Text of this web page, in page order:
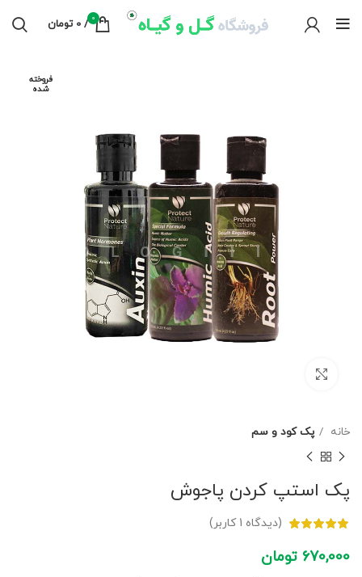
0
/
0 تومان
فروخته
شده
خانه پک کود و سم
پک استپ کردن پاجوش
(دیدگاه 1 کاربر)
670,000 تومان